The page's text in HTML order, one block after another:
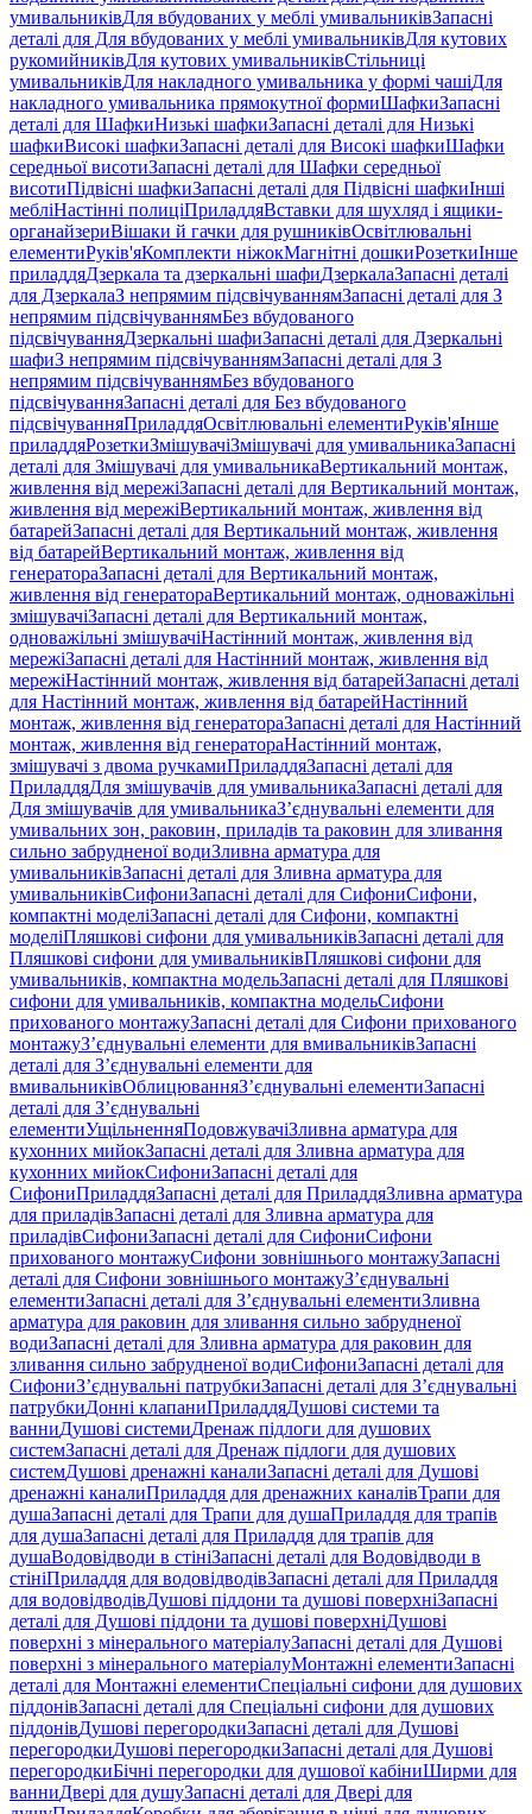
умивальниківДля вбудованих у меблі умивальниківЗапасні
деталі для Для вбудованих у меблі умивальниківДля кутових
рукомийниківДля кутових умивальниківСтільниці
умивальниківДля накладного умивальника у формі чашіДля
накладного умивальника прямокутної формиШафкиЗапасні
деталі для ШафкиНизькі шафкиЗапасні деталі для Низькі
шафкиВисокі шафкиЗапасні деталі для Високі шафкиШафки
середньої висотиЗапасні деталі для Шафки середньої
висотиПідвісні шафкиЗапасні деталі для Підвісні шафкиІнші
мебліНастінні полиціПриладдяВставки для шухляд і ящики-
органайзериВішаки й гачки для рушниківОсвітлювальні
елементиРуків'яКомплекти ніжокМагнітні дошкиРозеткиІнше
приладдяДзеркала та дзеркальні шафиДзеркалаЗапасні деталі
для ДзеркалаЗ непрямим підсвічуваннямЗапасні деталі для З
непрямим підсвічуваннямБез вбудованого
підсвічуванняДзеркальні шафиЗапасні деталі для Дзеркальні
шафиЗ непрямим підсвічуваннямЗапасні деталі для З
непрямим підсвічуваннямБез вбудованого
підсвічуванняЗапасні деталі для Без вбудованого
підсвічуванняПриладдяОсвітлювальні елементиРуків'яІнше
приладдяРозеткиЗмішувачіЗмішувачі для умивальникаЗапасні
деталі для Змішувачі для умивальникаВертикальний монтаж,
живлення від мережіЗапасні деталі для Вертикальний монтаж,
живлення від мережіВертикальний монтаж, живлення від
батарейЗапасні деталі для Вертикальний монтаж, живлення
від батарейВертикальний монтаж, живлення від
генератораЗапасні деталі для Вертикальний монтаж,
живлення від генератораВертикальний монтаж, одноважільні
змішувачіЗапасні деталі для Вертикальний монтаж,
одноважільні змішувачіНастінний монтаж, живлення від
мережіЗапасні деталі для Настінний монтаж, живлення від
мережіНастінний монтаж, живлення від батарейЗапасні деталі
для Настінний монтаж, живлення від батарейНастінний
монтаж, живлення від генератораЗапасні деталі для Настінний
монтаж, живлення від генератораНастінний монтаж,
змішувачі з двома ручкамиПриладдяЗапасні деталі для
ПриладдяДля змішувачів для умивальникаЗапасні деталі для
Для змішувачів для умивальникаЗ’єднувальні елементи для
умивальних зон, раковин, приладів та раковин для зливання
сильно забрудненої водиЗливна арматура для
умивальниківЗапасні деталі для Зливна арматура для
умивальниківСифониЗапасні деталі для СифониСифони,
компактні моделіЗапасні деталі для Сифони, компактні
моделіПляшкові сифони для умивальниківЗапасні деталі для
Пляшкові сифони для умивальниківПляшкові сифони для
умивальників, компактна модельЗапасні деталі для Пляшкові
сифони для умивальників, компактна модельСифони
прихованого монтажуЗапасні деталі для Сифони прихованого
монтажуЗ’єднувальні елементи для вмивальниківЗапасні
деталі для З’єднувальні елементи для
вмивальниківОблицюванняЗ’єднувальні елементиЗапасні
деталі для З’єднувальні
елементиУщільненняПодовжувачіЗливна арматура для
кухонних мийокЗапасні деталі для Зливна арматура для
кухонних мийокСифониЗапасні деталі для
СифониПриладдяЗапасні деталі для ПриладдяЗливна арматура
для приладівЗапасні деталі для Зливна арматура для
приладівСифониЗапасні деталі для СифониСифони
прихованого монтажуСифони зовнішнього монтажуЗапасні
деталі для Сифони зовнішнього монтажуЗ’єднувальні
елементиЗапасні деталі для З’єднувальні елементиЗливна
арматура для раковин для зливання сильно забрудненої
водиЗапасні деталі для Зливна арматура для раковин для
зливання сильно забрудненої водиСифониЗапасні деталі для
СифониЗ’єднувальні патрубкиЗапасні деталі для З’єднувальні
патрубкиДонні клапаниПриладдяДушові системи та
ванниДушові системиДренаж підлоги для душових
системЗапасні деталі для Дренаж підлоги для душових
системДушові дренажні каналиЗапасні деталі для Душові
дренажні каналиПриладдя для дренажних каналівТрапи для
душаЗапасні деталі для Трапи для душаПриладдя для трапів
для душаЗапасні деталі для Приладдя для трапів для
душаВодовідводи в стініЗапасні деталі для Водовідводи в
стініПриладдя для водовідводівЗапасні деталі для Приладдя
для водовідводівДушові піддони та душові поверхніЗапасні
деталі для Душові піддони та душові поверхніДушові
поверхні з мінерального матеріалуЗапасні деталі для Душові
поверхні з мінерального матеріалуМонтажні елементиЗапасні
деталі для Монтажні елементиСпеціальні сифони для душових
піддонівЗапасні деталі для Спеціальні сифони для душових
піддонівДушові перегородкиЗапасні деталі для Душові
перегородкиДушові перегородкиЗапасні деталі для Душові
перегородкиБічні перегородки для душової кабіниШирми для
ванниДвері для душуЗапасні деталі для Двері для